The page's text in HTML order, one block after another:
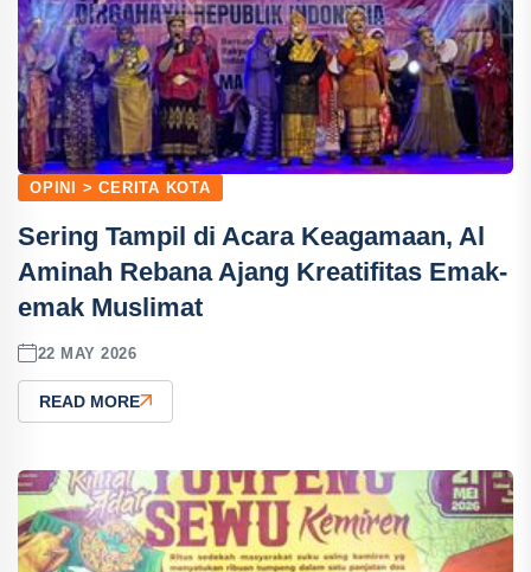
OPINI > CERITA KOTA
Sering Tampil di Acara Keagamaan, Al
Aminah Rebana Ajang Kreatifitas Emak-
emak Muslimat
22 MAY 2026
READ MORE